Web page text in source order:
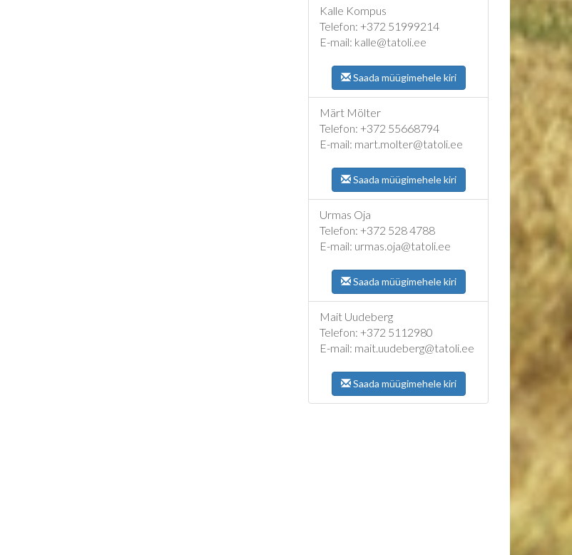
Kalle Kompus
Telefon: +372 51999214
E-mail: kalle@tatoli.ee
Saada müügimehele kiri
Märt Mölter
Telefon: +372 55668794
E-mail: mart.molter@tatoli.ee
Saada müügimehele kiri
Urmas Oja
Telefon: +372 528 4788
E-mail: urmas.oja@tatoli.ee
Saada müügimehele kiri
Mait Uudeberg
Telefon: +372 5112980
E-mail: mait.uudeberg@tatoli.ee
Saada müügimehele kiri